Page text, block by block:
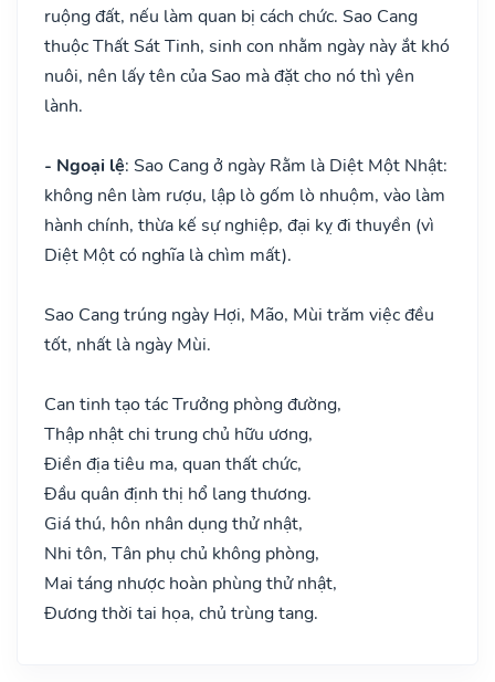
ruộng đất, nếu làm quan bị cách chức. Sao Cang
thuộc Thất Sát Tinh, sinh con nhằm ngày này ắt khó
nuôi, nên lấy tên của Sao mà đặt cho nó thì yên
lành.
- Ngoại lệ: Sao Cang ở ngày Rằm là Diệt Một Nhật:
không nên làm rượu, lập lò gốm lò nhuộm, vào làm
hành chính, thừa kế sự nghiệp, đại kỵ đi thuyền (vì
Diệt Một có nghĩa là chìm mất).
Sao Cang trúng ngày Hợi, Mão, Mùi trăm việc đều
tốt, nhất là ngày Mùi.
Can tinh tạo tác Trưởng phòng đường,
Thập nhật chi trung chủ hữu ương,
Điền địa tiêu ma, quan thất chức,
Đầu quân định thị hổ lang thương.
Giá thú, hôn nhân dụng thử nhật,
Nhi tôn, Tân phụ chủ không phòng,
Mai táng nhược hoàn phùng thử nhật,
Đương thời tai họa, chủ trùng tang.